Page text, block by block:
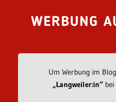
WERBUNG
Um Werbung im
„Langweiler:in“bei